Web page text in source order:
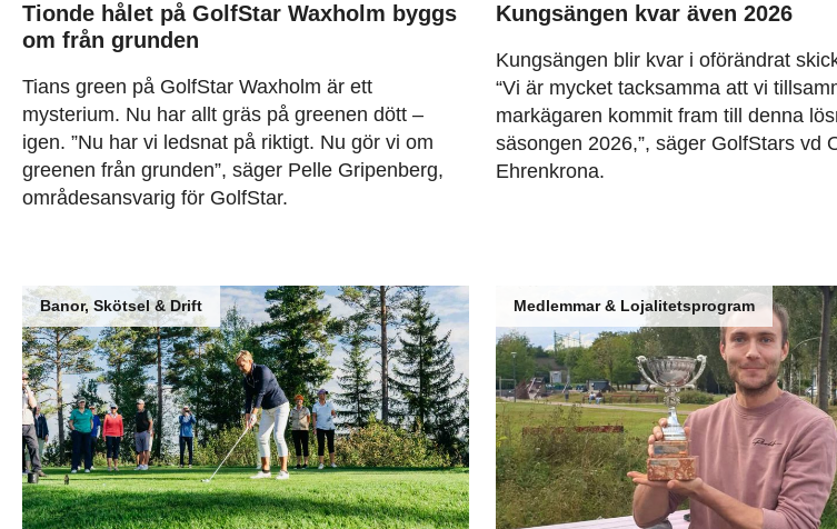
Tionde hålet på GolfStar Waxholm byggs
om från grunden
Tians green på GolfStar Waxholm är ett
mysterium. Nu har allt gräs på greenen dött –
igen. ”Nu har vi ledsnat på riktigt. Nu gör vi om
greenen från grunden”, säger Pelle Gripenberg,
områdesansvarig för GolfStar.
Kungsängen kvar även 2026
Kungsängen blir kvar i oförändrat
“Vi är mycket tacksamma att vi
markägaren kommit fram till denna
säsongen 2026,”, säger GolfStars vd
Ehrenkrona.
Banor, Skötsel & Drift Medlemmar & Lojalitetsprogram